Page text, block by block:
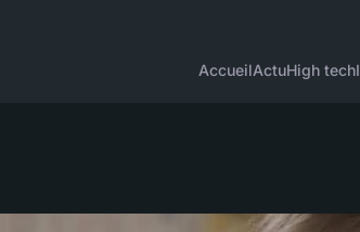
AccueilActuHigh tech